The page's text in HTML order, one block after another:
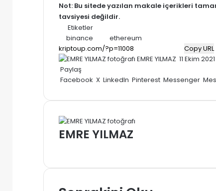
Not: Bu sitede yazılan makale içerikleri
tavsiyesi değildir.
Etiketler
binance
ethereum
Copy URL
EMRE YILMAZ Bir
posta
11 Ekim 2021
Paylaş
Facebook X LinkedIn Pinterest Messenger
EMRE YILMAZ